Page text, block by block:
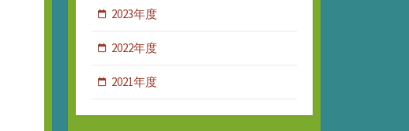
2023年度
2022年度
2021年度